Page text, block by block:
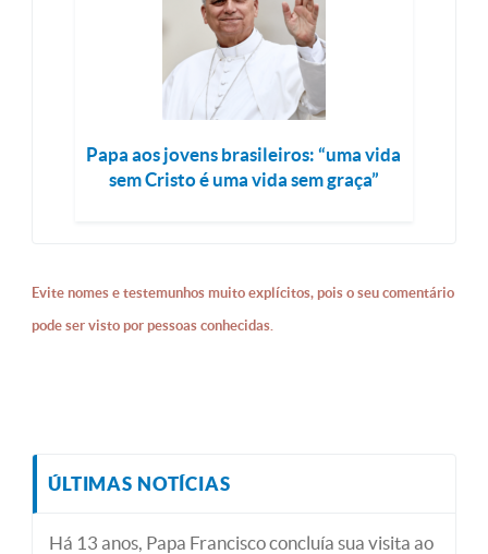
Papa aos jovens brasileiros: “uma vida
sem Cristo é uma vida sem graça”
Evite nomes e testemunhos muito explícitos, pois o seu comentário
pode ser visto por pessoas conhecidas.
ÚLTIMAS NOTÍCIAS
Há 13 anos, Papa Francisco concluía sua visita ao